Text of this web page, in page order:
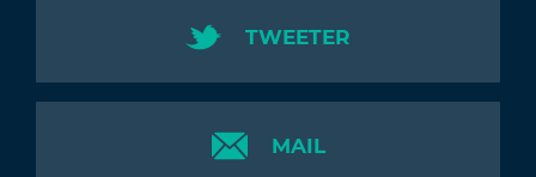
TWEETER
MAIL